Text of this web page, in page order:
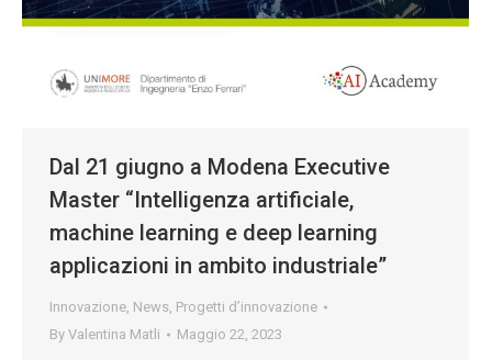
Dal 21 giugno a Modena Executive
Master “Intelligenza artificiale,
machine learning e deep learning
applicazioni in ambito industriale”
Innovazione, News, Progetti d’innovazione
By Valentina Matli Maggio 22, 2023